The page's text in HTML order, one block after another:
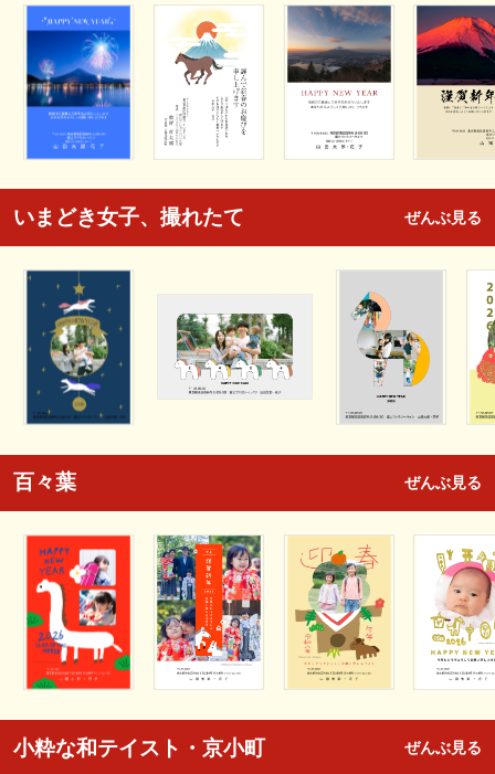
いまどき女子、撮れたて ぜんぶ見る
百々葉 ぜんぶ見る
小粋な和テイスト・京小町 ぜんぶ見る